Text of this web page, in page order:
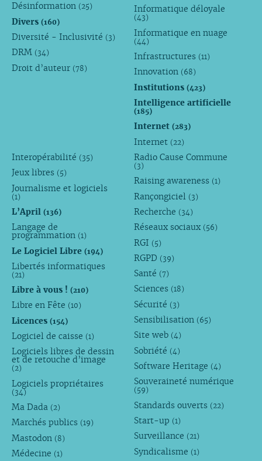
Désinformation (25)
Divers (160)
Diversité - Inclusivité (3)
DRM (34)
Droit d’auteur (78)
Informatique déloyale
(43)
Informatique en nuage
(44)
Infrastructures (11)
Innovation (68)
Institutions(423)
Intelligence artificielle
(185)
Internet(283)
Internet (22)
Interopérabilité (35)
Jeux libres (5)
Journalisme et logiciels
(1)
L’April (136)
Langage de
programmation (1)
Le Logiciel Libre (194)
Libertés informatiques
(21)
Libre à vous ! (210)
Libre en Fête (10)
Licences (154)
Logiciel de caisse (1)
Logiciels libres de dessin
et de retouche d’image
(2)
Logiciels propriétaires
(34)
Ma Dada (2)
Marchés publics (19)
Mastodon (8)
Médecine (1)
Radio Cause Commune
(3)
Raising awareness (1)
Rançongiciel (3)
Recherche (34)
Réseaux sociaux (56)
RGI (5)
RGPD (39)
Santé (7)
Sciences (18)
Sécurité (3)
Sensibilisation (65)
Site web (4)
Sobriété (4)
Software Heritage (4)
Souveraineté numérique
(59)
Standards ouverts (22)
Start-up (1)
Surveillance (21)
Syndicalisme (1)